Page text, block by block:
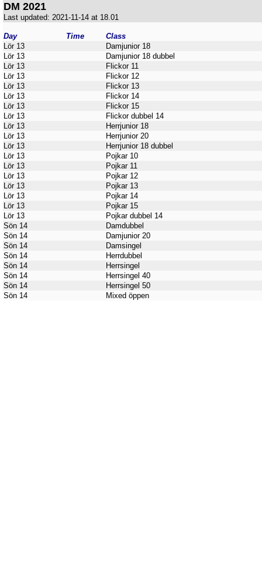
DM 2021
Last updated: 2021-11-14 at 18.01
Day Time
Class
Lör 13
Damjunior 18
Lör 13
Damjunior 18 dubbel
Lör 13
Flickor 11
Lör 13
Flickor 12
Lör 13
Flickor 13
Lör 13
Flickor 14
Lör 13
Flickor 15
Lör 13
Flickor dubbel 14
Lör 13
Herrjunior 18
Lör 13
Herrjunior 20
Lör 13
Herrjunior 18 dubbel
Lör 13
Pojkar 10
Lör 13
Pojkar 11
Lör 13
Pojkar 12
Lör 13
Pojkar 13
Lör 13
Pojkar 14
Lör 13
Pojkar 15
Lör 13
Pojkar dubbel 14
Sön 14
Damdubbel
Sön 14
Damjunior 20
Sön 14
Damsingel
Sön 14
Herrdubbel
Sön 14
Herrsingel
Sön 14
Herrsingel 40
Sön 14
Herrsingel 50
Sön 14
Mixed öppen